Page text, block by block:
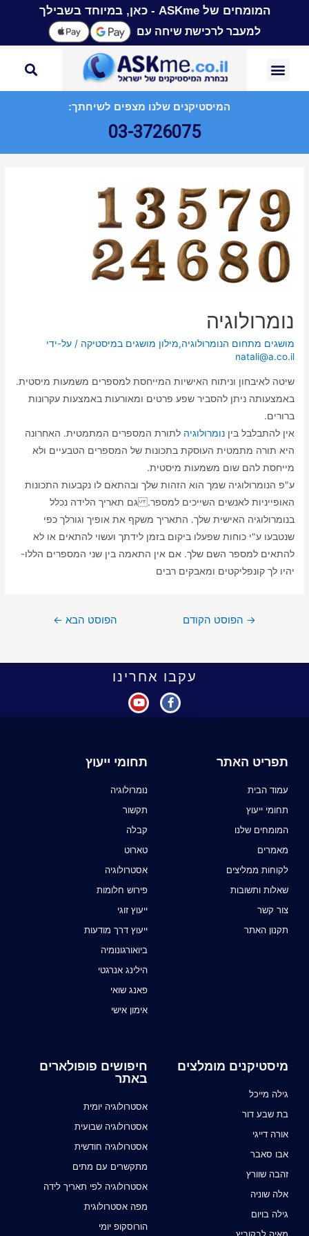
המומחים של ASKme - כאן, במיוחד בשבילך
למעבר לרכישת שיחה עם
המיסטיקנים שלנו מצפים לשיחתך:
03-3726075
נומרולוגיה
מושגים מתחום הנומרולוגיה,מילון מושגים במיסטיקה / על-ידי
natali@a.co.il
שיטה לאיבחון וניתוח האישיות המייחסת למספרים משמעות מיסטית.
באמצעותה ניתן להסביר שפע פרטים ומאורעות באמצעות עקרונות
ברורים.
אין להתבלבל ביןנומרולוגיה לתורת המספרים המתמטית. האחרונה
היא תורה מתמטית העוסקת בתכונות של המספרים הטבעיים ולא
מייחסת להם שום משמעות מיסטית.
ע"פ הנומרולוגיה שמך הוא הזהות שלך ובהתאם לו נקבעות התכונות
האופייניות לאנשים השייכים למספר. גם תאריך הלידה נכלל
בנומרולוגיה האישית שלך. התאריך משקף את אופיך וגורלך כפי
שנטבעו ע"י כוחות שפעלו ביקום בזמן לידתך ועשוי להתאים או לא
להתאים למספר השם שלך. אם אין התאמה בין שני המספרים הללו-
יהיו לך קונפליקטים ומאבקים רבים
→ הפוסט הקודם הפוסט הבא ←
עקבו אחרינו
תפריט האתר
עמוד הבית
תחומי ייעוץ
המומחים שלנו
מאמרים
לקוחות ממליצים
שאלות ותשובות
צור קשר
תקנון האתר
תחומי ייעוץ
נומרולוגיה
תקשור
קבלה
טארוט
אסטרולוגיה
פירוש חלומות
ייעוץ זוגי
ייעוץ דרך מודעות
ביואורגונומיה
הילינג אנרגטי
פאנג שואי
אימון אישי
מיסטיקנים מומלצים
גילה מייכל
בת שבע דור
אורה דייגי
אבו סאבר
זהבה שוורץ
אלה שוניה
גילה בויום
חיפושים פופולארים
באתר
אסטרולוגיה יומית
אסטרולוגיה שבועית
אסטרולוגיה חודשית
מתקשרים עם מתים
אסטרולוגיה לפי תאריך לידה
מפה אסטרולוגית
הורוסקופ יומי